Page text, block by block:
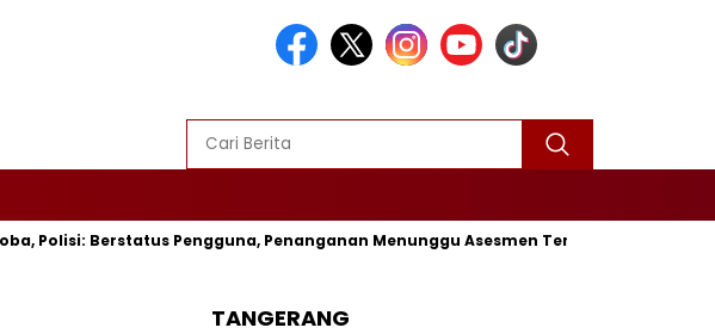
Berstatus Pengguna, Penanganan Menunggu Asesmen Terpadu
TANGERANG